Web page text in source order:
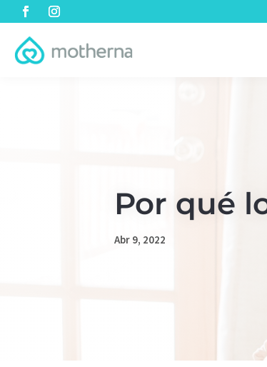
Por qué
Abr 9, 2022